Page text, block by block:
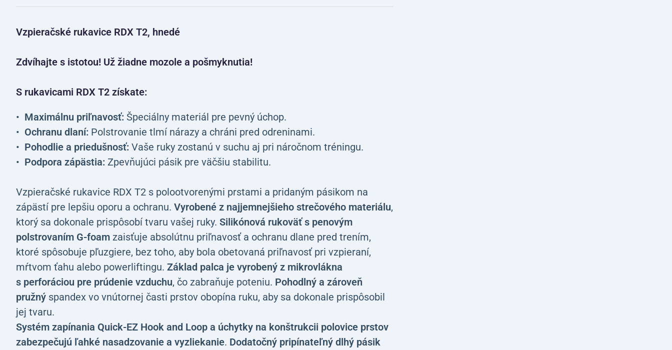
Vzpieračské rukavice RDX T2, hnedé
Zdvíhajte s istotou! Už žiadne mozole a pošmyknutia!
S rukavicami RDX T2 získate:
Maximálnu priľnavosť: Špeciálny materiál pre pevný úchop.
Ochranu dlaní: Polstrovanie tlmí nárazy a chráni pred odreninami.
Pohodlie a priedušnosť: Vaše ruky zostanú v suchu aj pri náročnom tréningu.
Podpora zápästia: Zpevňujúci pásik pre väčšiu stabilitu.
Vzpieračské rukavice RDX T2 s polootvorenými prstami a pridaným pásikom na
zápästí pre lepšiu oporu a ochranu. Vyrobené z najjemnejšieho strečového materiálu,
ktorý sa dokonale prispôsobí tvaru vašej ruky. Silikónová rukoväť s penovým
polstrovaním G-foam zaisťuje absolútnu priľnavosť a ochranu dlane pred trením,
ktoré spôsobuje pľuzgiere, bez toho, aby bola obetovaná priľnavosť pri vzpieraní,
mŕtvom ťahu alebo powerliftingu. Základ palca je vyrobený z mikrovlákna
s perforáciou pre prúdenie vzduchu, čo zabraňuje poteniu. Pohodlný a zároveň
pružný spandex vo vnútornej časti prstov obopína ruku, aby sa dokonale prispôsobil
jej tvaru.
Systém zapínania Quick-EZ Hook and Loop a úchytky na konštrukcii polovice prstov
zabezpečujú ľahké nasadzovanie a vyzliekanie. Dodatočný pripínateľný dlhý pásik